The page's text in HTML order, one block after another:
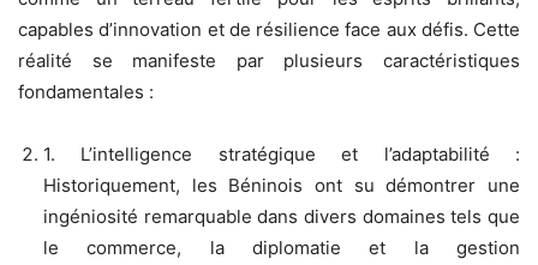
capables d’innovation et de résilience face aux défis. Cette
réalité se manifeste par plusieurs caractéristiques
fondamentales :
1. L’intelligence stratégique et l’adaptabilité :
Historiquement, les Béninois ont su démontrer une
ingéniosité remarquable dans divers domaines tels que
le commerce, la diplomatie et la gestion